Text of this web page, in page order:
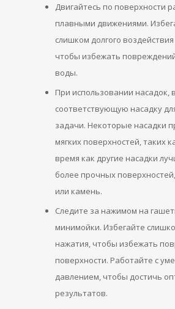
Двигайтесь по поверхности
плавными движениями.
слишком долгого
чтобы избежать
воды.
При использовании насадок,
соответствующую насадку
задачи. Некоторые насадки
мягких поверхностей, таких
время как другие насадки
более прочных
или камень.
Следите за нажимом на
минимойки. Избегайте
нажатия, чтобы избежать
поверхности. Работайте с
давлением, чтобы достичь
результатов.